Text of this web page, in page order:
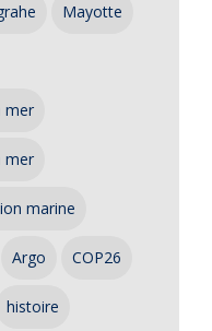
Mayotte
mer
mer
marine
Argo COP26
histoire